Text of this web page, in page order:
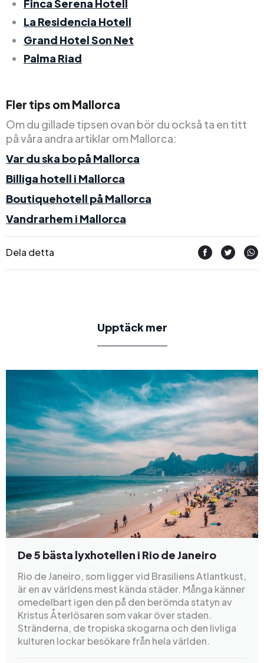
Finca Serena Hotell
La Residencia Hotell
Grand Hotel Son Net
Palma Riad
Fler tips om Mallorca
Om du gillade tipsen ovan bör du också ta en titt
på våra andra artiklar om Mallorca:
Var du ska bo på Mallorca
Billiga hotell i Mallorca
Boutiquehotell på Mallorca
Vandrarhem i Mallorca
Dela detta
Upptäck mer
De 5 bästa lyxhotellen i Rio de Janeiro
Rio de Janeiro, som ligger vid Brasiliens Atlantkust,
är en av världens mest kända städer. Många känner
omedelbart igen den på den berömda statyn av
Kristus Återlösaren som vakar över staden.
Stränderna, de tropiska skogarna och den livliga
kulturen lockar besökare från hela världen.